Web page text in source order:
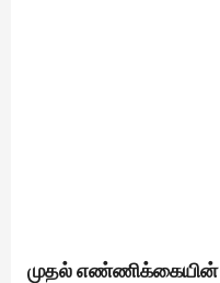
முதல் எண்ணிக்கையின்